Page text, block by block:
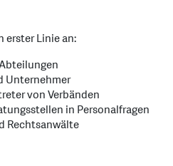
erster Linie an:
Unternehmer
von Verbänden
in Personalfragen
Rechtsanwälte